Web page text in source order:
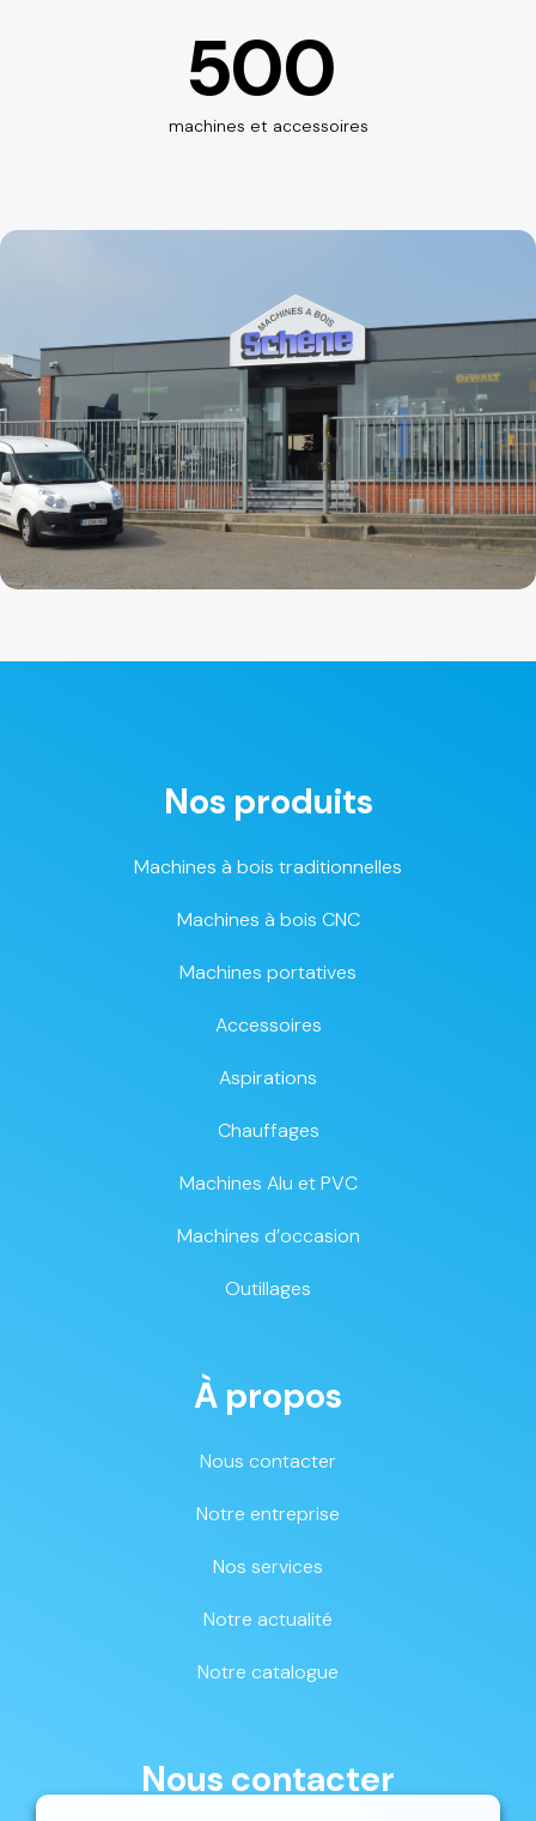
500
machines et accessoires
Nos produits
Machines à bois traditionnelles
Machines à bois CNC
Machines portatives
Accessoires
Aspirations
Chauffages
Machines Alu et PVC
Machines d’occasion
Outillages
À propos
Nous contacter
Notre entreprise
Nos services
Notre actualité
Notre catalogue
Nous contacter